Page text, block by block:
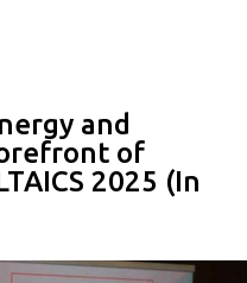
and
of
2025 (In